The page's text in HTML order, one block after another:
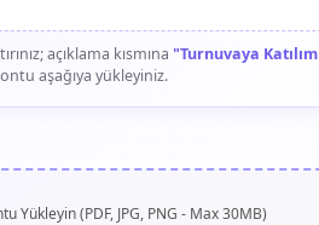
açıklama kısmına "Turnuvaya Katılım
aşağıya yükleyiniz.
Yükleyin (PDF, JPG, PNG - Max 30MB)